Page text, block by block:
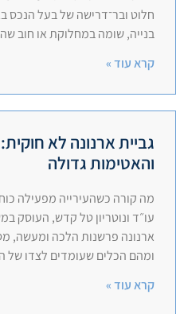
חלוט ובר־דרישה של בעל הנכס
בנייה, שומה במחלוקת או חוב
קרא עוד »
גביית ארנונה לא
והאטימות גדולה
מה קורה כשהעירייה מפעילה
עו״ד ונוטריון טל קדש, העוסק
ארנונה פרשנות הלכה ומעשה,
ומהם הכלים שעומדים לצדו של
קרא עוד »